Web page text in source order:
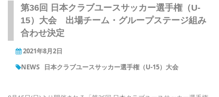
第36回 日本クラブユースサッカー選手権（U-
15）大会 出場チーム・グループステージ組み
合わせ決定
2021年8月2日
NEWS
日本クラブユースサッカー選手権（U-15）大会